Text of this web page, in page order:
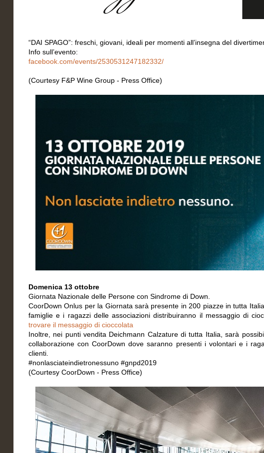
“DAI SPAGO”: freschi, giovani, ideali per momenti all’insegna del
Info sull’evento:
facebook.com/events/2530531247182332/
(Courtesy F&P Wine Group - Press Office)
Domenica 13 ottobre
Giornata Nazionale delle Persone con Sindrome di Down.
CoorDown Onlus per la Giornata sarà presente in 200 piazze in tutta
famiglie e i ragazzi delle associazioni distribuiranno il messaggio di
trovare il messaggio di cioccolata
Inoltre, nei punti vendita Deichmann Calzature di tutta Italia, sarà
collaborazione con CoorDown dove saranno presenti i volontari e i
clienti.
#nonlasciateindietronessuno #gnpd2019
(Courtesy CoorDown - Press Office)